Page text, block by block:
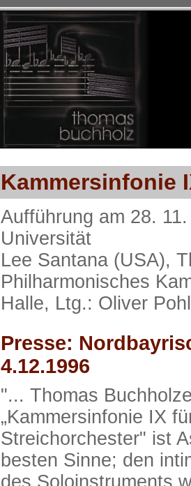
Kammersinfonie
Aufführung am 28.
Universität
Lee Santana (USA),
Philharmonisches
Halle, Ltg.: Oliver Pohl
Presse:
4.12.1996
"... Thomas
„Kammersinfonie IX
Streichorchester" ist
besten Sinne; den
des Soloinstruments